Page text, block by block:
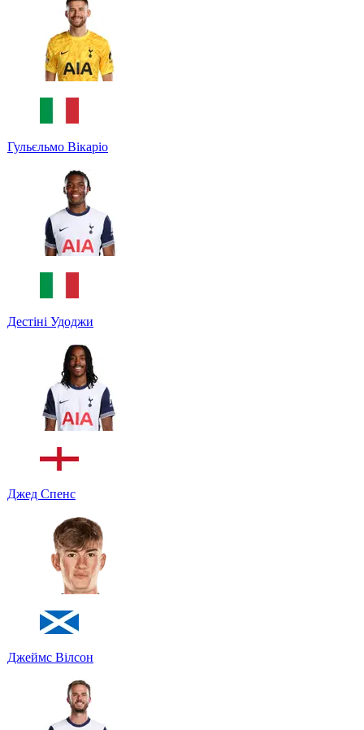
Гульєльмо Вікаріо
Дестіні Удоджи
Джед Спенс
Джеймс Вілсон